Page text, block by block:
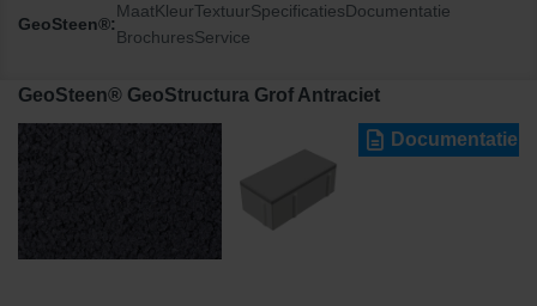
GeoSteen®:
MaatKleurTextuurSpecificatiesDocumentatie
BrochuresService
GeoSteen® GeoStructura Grof Antraciet
Documentatie